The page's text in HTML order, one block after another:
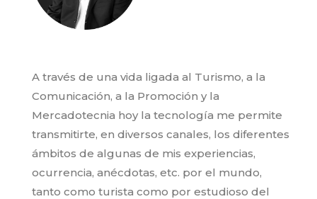
A través de una vida ligada al Turismo, a la
Comunicación, a la Promoción y la
Mercadotecnia hoy la tecnología me permite
transmitirte, en diversos canales, los diferentes
ámbitos de algunas de mis experiencias,
ocurrencia, anécdotas, etc. por el mundo,
tanto como turista como por estudioso del